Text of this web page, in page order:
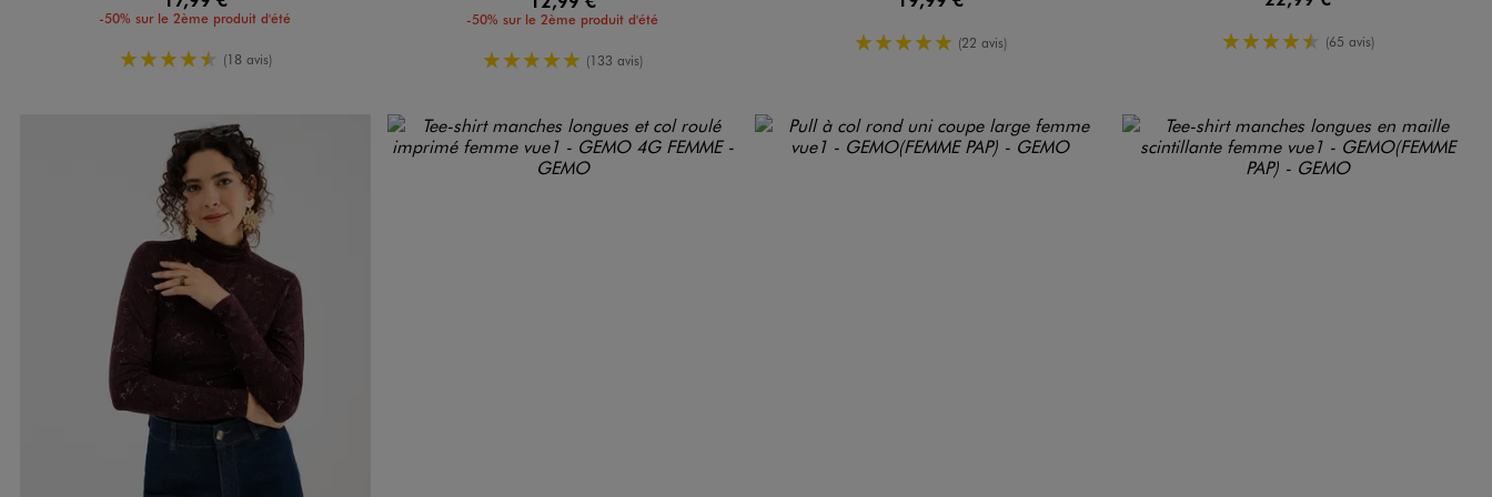
-50% sur le 2ème produit d'été
4.5/5 de moyenne
(18 avis)
-50% sur le 2ème produit d'été
5/5 de moyenne
(133 avis)
5/5 de moyenne
(22 avis)
4.5/5 de moyenne
(65 avis)